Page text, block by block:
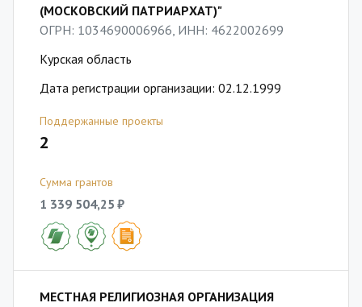
(МОСКОВСКИЙ ПАТРИАРХАТ)"
ОГРН: 1034690006966, ИНН: 4622002699
Курская область
Дата регистрации организации: 02.12.1999
Поддержанные проекты
2
Сумма грантов
1 339 504,25 ₽
МЕСТНАЯ РЕЛИГИОЗНАЯ ОРГАНИЗАЦИЯ